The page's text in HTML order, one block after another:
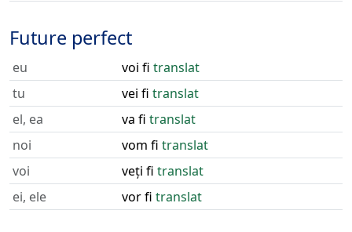
Future perfect
eu voi fi translat
tu
vei fi translat
el, ea
va fi translat
noi
vom fi translat
voi
veți fi translat
ei, ele
vor fi translat